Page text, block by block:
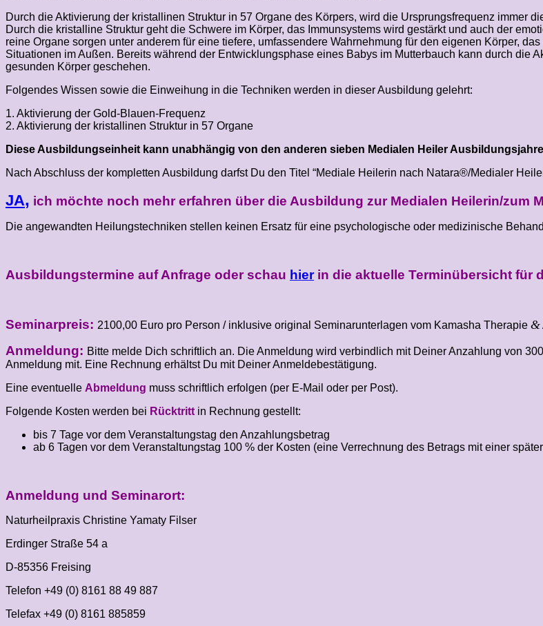
Durch die Aktivierung der kristallinen Struktur in 57 Organe des Körpers, wird die Ursprungsfrequenz immer
Durch die kristalline Struktur geht die Schwere im Körper, das Immunsystems wird gestärkt und auch der
reine Organe sorgen unter anderem für eine tiefere, umfassendere Wahrnehmung für den eigenen Körper,
Situationen im Außen. Bereits während der Entwicklungsphase eines Babys im Mutterbauch kann durch die
gesunden Körper geschehen.
Folgendes Wissen sowie die Einweihung in die Techniken werden in dieser Ausbildung gelehrt:
1. Aktivierung der Gold-Blauen-Frequenz
2. Aktivierung der kristallinen Struktur in 57 Organe
Diese Ausbildungseinheit kann unabhängig von den anderen sieben Medialen Heiler
Nach Abschluss der kompletten Ausbildung darfst Du den Titel “Mediale Heilerin nach Natara®/Medialer
JA, ich möchte noch mehr erfahren über die Ausbildung zur Medialen Heilerin/zum
Die angewandten Heilungstechniken stellen keinen Ersatz für eine psychologische oder medizinische
Ausbildungstermine auf Anfrage oder schau hierin die aktuelle Terminübersicht für
Seminarpreis: 2100,00 Euro pro Person / inklusive original Seminarunterlagen vom Kamasha Therapie &
Anmeldung: Bitte melde Dich schriftlich an. Die Anmeldung wird verbindlich mit Deiner Anzahlung von
Anmeldung mit. Eine Rechnung erhältst Du mit Deiner Anmeldebestätigung.
Eine eventuelle Abmeldung muss schriftlich erfolgen (per E‑Mail oder per Post).
Folgende Kosten werden bei Rücktritt in Rechnung gestellt:
bis 7 Tage vor dem Veranstaltungstag den Anzahlungsbetrag
ab 6 Tagen vor dem Veranstaltungstag 100 % der Kosten (eine Verrechnung des Betrags mit einer
Anmeldung und Seminarort:
Naturheilpraxis Christine Yamaty Filser
Erdinger Straße 54 a
D‑85356 Freising
Telefon +49 (0) 8161 88 49 887
Telefax +49 (0) 8161 885859